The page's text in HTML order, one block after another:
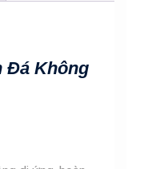
Đá Không